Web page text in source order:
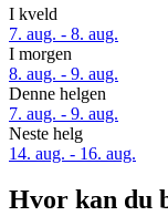
I kveld
7. aug. - 8. aug.
I morgen
8. aug. - 9. aug.
Denne helgen
7. aug. - 9. aug.
Neste helg
14. aug. - 16. aug.
Hvor kan du